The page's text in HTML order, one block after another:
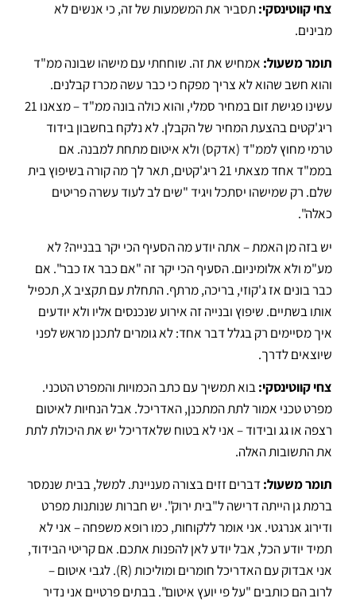
צחי קווטינסקי:תסביר את המשמעות של זה, כי אנשים לא
מבינים.
תומר משעול: אמחיש את זה. שוחחתי עם מישהו שבונה ממ"ד
והוא חשב שהוא לא צריך מפקח כי כבר עשה מכרז קבלנים.
עשינו פגישת זום במחיר סמלי, והוא כולה בונה ממ"ד – מצאנו 21
ריג'קטים בהצעת המחיר של הקבלן.לא נלקח בחשבון בידוד
טרמי מחוץ לממ"ד (אדקס) ולא איטום מתחת למבנה. אם
בממ"ד אחד מצאתי 21 ריג'קטים, תאר לך מה קורה בשיפוץ בית
שלם. רק שמישהו יסתכל ויגיד "שים לב לעוד עשרה פריטים
כאלה".
יש בזה מן האמת – אתה יודע מה הסעיף הכי יקר בבנייה?לא
מע"מ ולא אלומיניום.הסעיף הכי יקר זה "אם כבר אז כבר". אם
כבר בונים אז ג'קוזי, בריכה, מרתף.
התחלת עם תקציב X, תכפיל
אותו בשתיים. שיפוץ ובנייה זה אירוע שנכנסים אליו ולא יודעים
איך מסיימים רק בגלל דבר אחד: לא גומרים לתכנן מראש לפני
שיוצאים לדרך.
צחי קווטינסקי:בוא תמשיך עם כתב הכמויות והמפרט הטכני.
מפרט טכני אמור לתת המתכנן, האדריכל. אבל הנחיות לאיטום
רצפה או גג ובידוד – אני לא בטוח שלאדריכל יש את היכולת לתת
את התשובות האלה.
תומר משעול:דברים זזים בצורה מעניינת. למשל, בבית שנמסר
ברמת גן הייתה דרישה ל"בית ירוק". יש חברות שנותנות מפרט
ודירוג אנרגטי. אני אומר ללקוחות, כמו רופא משפחה – אני לא
תמיד יודע הכל, אבל יודע לאן להפנות אתכם. אם קריטי הבידוד,
אני אבדוק עם האדריכל חומרים ומוליכות (R)
. לגבי איטום –
לרוב הם כותבים "על פי יועץ איטום".בבתים פרטיים אני נדיר